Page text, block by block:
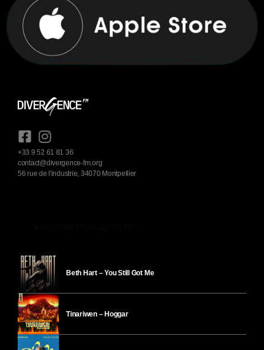
+33 9 52 61 81 36
contact@divergence-fm.org
56 rue de l'industrie, 34070 Montpellier
Beth Hart – You Still Got Me
Tinariwen – Hoggar